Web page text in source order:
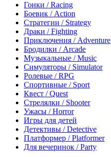
Гонки / Racing
Боевик / Action
Стратегии / Strategy
Драки / Fighting
Приключения / Adventure
Бродилки / Arcade
Музыкальные / Music
Симуляторы / Simulator
Ролевые / RPG
Спортивные / Sport
Квест / Quest
Стрелялки / Shooter
Ужасы / Horror
Игры для детей
Детективы / Detective
Платформер / Platformer
Для вечеринок / Party